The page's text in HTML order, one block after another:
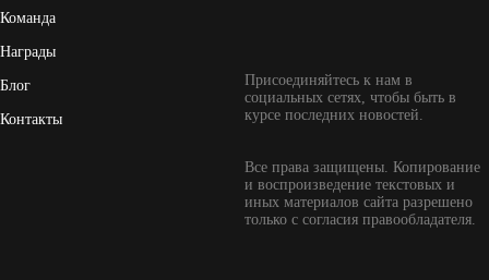
Команда
Награды
Блог
Контакты
Присоединяйтесь к нам в
социальных сетях, чтобы быть в
курсе последних новостей.
Все права защищены. Копирование
и воспроизведение текстовых и
иных материалов сайта разрешено
только с согласия правообладателя.